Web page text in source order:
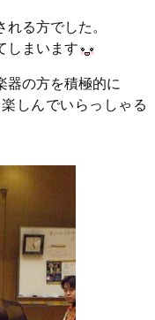
る方でした。
しまいます
器の方を積極的に
しんでいらっしゃる